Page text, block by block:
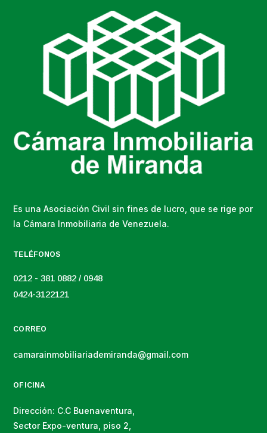
Es una Asociación Civil sin fines de lucro, que se rige por
la Cámara Inmobiliaria de Venezuela.
TELÉFONOS
0212 - 381 0882 / 0948
0424-3122121
CORREO
camarainmobiliariademiranda@gmail.com
OFICINA
Dirección: C.C Buenaventura,
Sector Expo-ventura, piso 2,